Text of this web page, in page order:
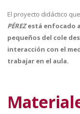
El proyecto didáctico
PÉREZestá enfocado
pequeños del cole
interacción con el
trabajar en el aula.